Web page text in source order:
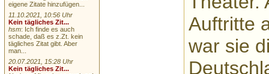
Auftritte
war sie
eigene Zitate hinzufügen...
11.10.2021, 10:56 Uhr
Kein tägliches Zit...
hsm: Ich finde es auch
schade, daß es z.Zt. kein
tägliches Zitat gibt. Aber
man...
20.07.2021, 15:28 Uhr
Kein tägliches Zit...